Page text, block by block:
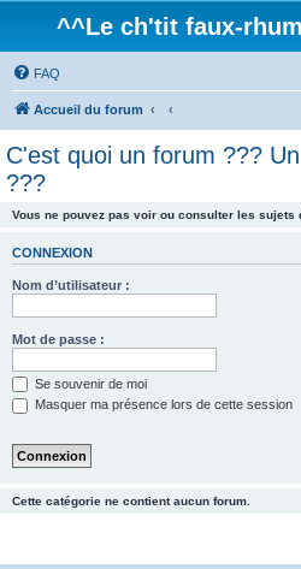
^^Le ch'tit faux-
FAQ
Accueil du forum
C'est quoi un forum ???
???
Vous ne pouvez pas voir ou consulter les sujets
CONNEXION
Nom d’utilisateur :
Mot de passe :
Se souvenir de moi
Masquer ma présence lors de cette session
Cette catégorie ne contient aucun forum.